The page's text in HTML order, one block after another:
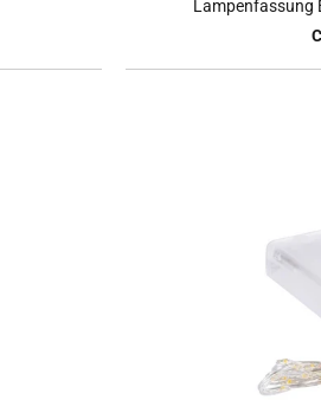
Lampenfassung